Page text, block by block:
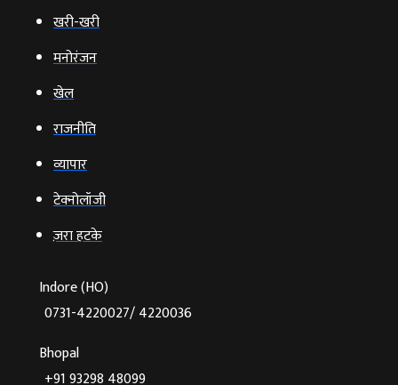
खरी-खरी
मनोरंजन
खेल
राजनीति
व्‍यापार
टेक्‍नोलॉजी
ज़रा हटके
Indore (HO)
0731-4220027/ 4220036
Bhopal
+91 93298 48099